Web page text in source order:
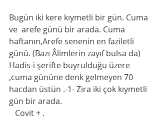
Bugün iki kere kıymetli bir gün. Cuma
ve  arefe günü bir arada. Cuma
haftanın,Arefe senenin en faziletli
günü. (Bazı Âlimlerin zayıf bulsa da)
Hadis-i şerifte buyrulduğu üzere
,cuma gününe denk gelmeyen 70
hacdan üstün .-1- Zira iki çok kıymetli
gün bir arada.
   Covit + .